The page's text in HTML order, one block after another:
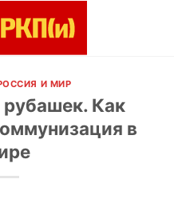
И МИР
Как
в